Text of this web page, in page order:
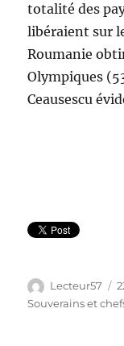
totalité des
libéraient sur
Roumanie
Olympiques
Ceausescu
Auteur
Lecteur57
Souverains et